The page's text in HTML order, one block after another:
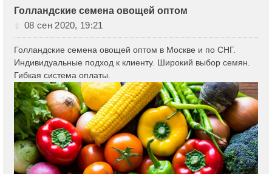
Голландские семена овощей оптом
С
о
о
щ
е
н
и
е
08 сен 2020, 19:21
Голландские семена овощей оптом в Москве и по СНГ.
Индивидуальные подход к клиенту. Широкий выбор семян.
Гибкая система оплаты.